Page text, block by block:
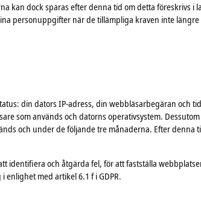
dock sparas efter denna tid om detta föreskrivs i
personuppgifter när de tillämpliga kraven inte längre
din dators IP-adress, din webbläsarbegäran och
som används och datorns operativsystem.
och under de följande tre månaderna. Efter denna
och åtgärda fel, för att fastställa
med artikel 6.1 f i GDPR.